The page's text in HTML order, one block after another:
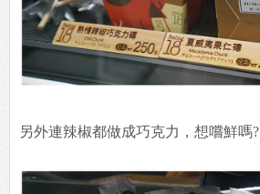
另外連辣椒都做成巧克力，想嚐鮮嗎?